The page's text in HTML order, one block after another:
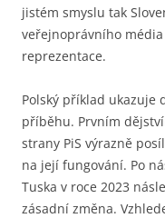
jistém smyslu tak
veřejnoprávního
reprezentace.
Polský příklad ukazuje
příběhu. Prvním
strany PiS výrazně
na její fungování. Po
Tuska v roce 2023
zásadní změna.